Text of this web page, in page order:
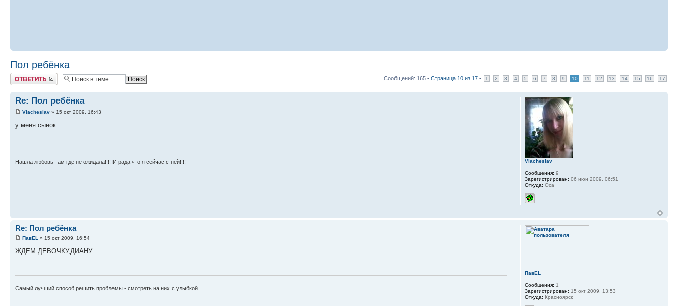
Пол ребёнка
Ответить Сообщений: 165 • Страница 10 из 17 • 1 2 3 4 5 6 7 8 9 10 11 12 13 14 15 16 17
Re: Пол ребёнка
Viacheslav » 15 окт 2009, 16:43
у меня сынок
Нашла любовь там где не ожидала!!!! И рада что я сейчас с ней!!!! Viacheslav
Сообщения: 9
Зарегистрирован: 06 июн 2009, 06:51
Откуда: Оса
Re: Пол ребёнка
ПавEL » 15 окт 2009, 16:54
ЖДЕМ ДЕВОЧКУ,ДИАНУ...
Самый лучший способ решить проблемы - смотреть на них с улыбкой.
ПавEL
Сообщения: 1
Зарегистрирован: 15 окт 2009, 13:53
Откуда: Красноярск